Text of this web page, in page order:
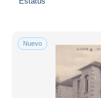
Nuevo